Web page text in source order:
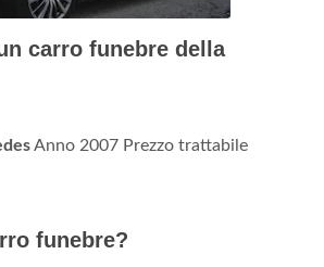
carro funebre della
Anno 2007 Prezzo trattabile
funebre?